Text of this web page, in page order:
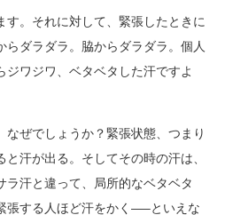
す。それに対して、緊張したときに
らダラダラ。脇からダラダラ。個人
ジワジワ、ベタベタした汗ですよ
なぜでしょうか？緊張状態、つまり
汗が出る。そしてその時の汗は、
ラ汗と違って、局所的なベタベタ
張する人ほど汗をかく—–といえな